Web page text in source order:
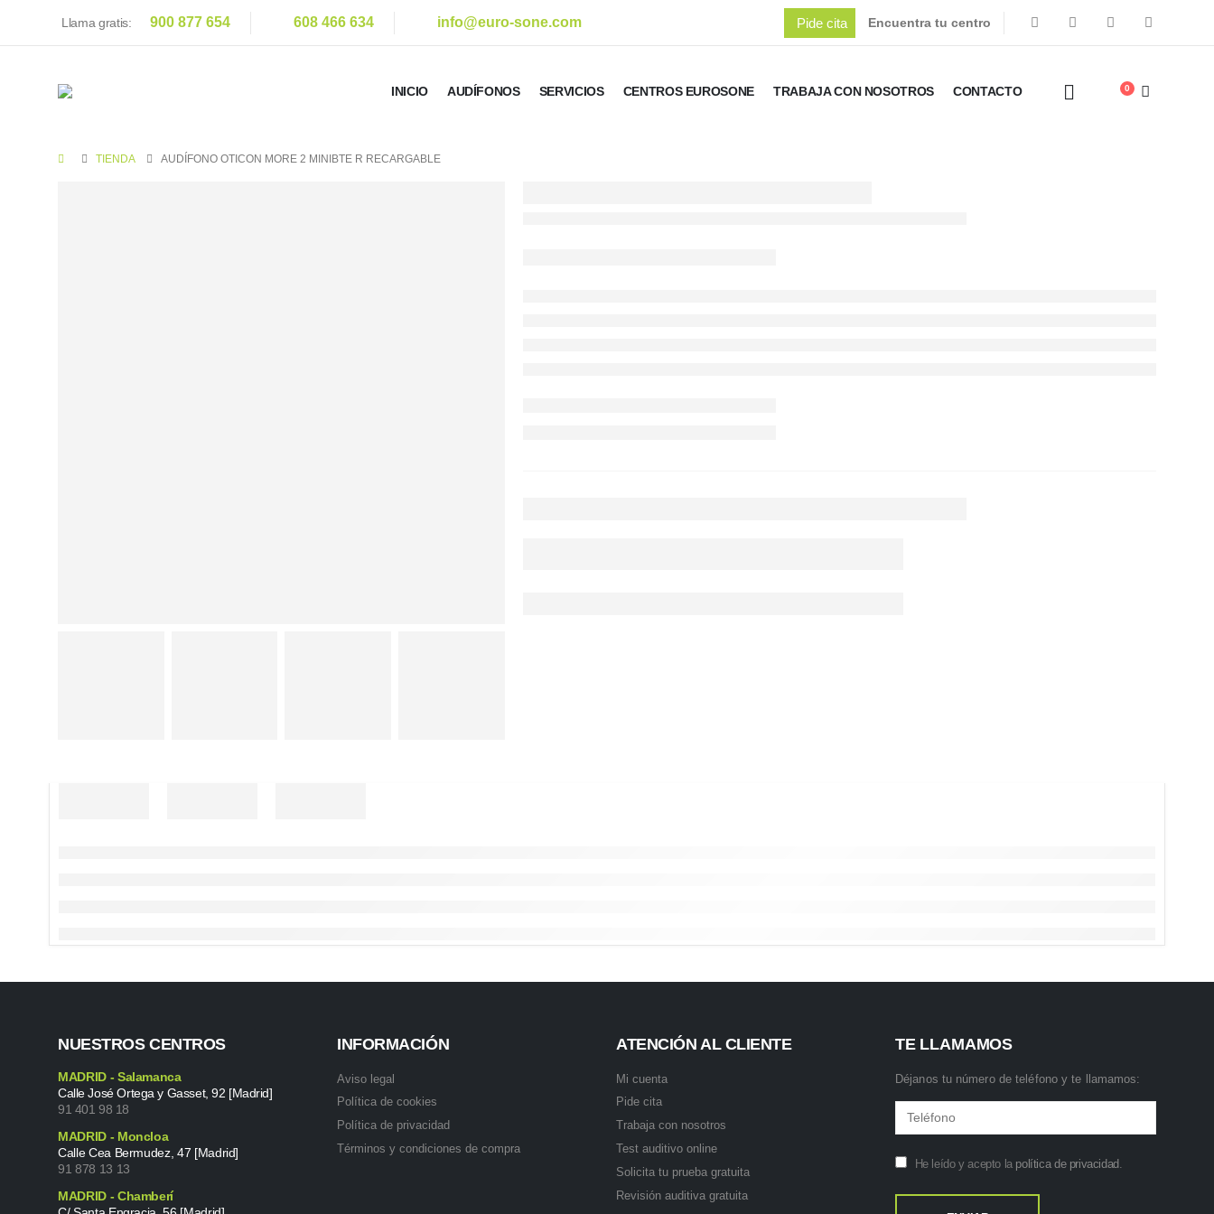
Llama gratis: 900 877 654 608 466 634 info@euro-sone.com Pide cita Encuentra tu centro
INICIO AUDÍFONOS SERVICIOS CENTROS EUROSONE TRABAJA CON NOSOTROS CONTACTO 0
TIENDA AUDÍFONO OTICON MORE 2 MINIBTE R RECARGABLE
NUESTROS CENTROS
MADRID - Salamanca
Calle José Ortega y Gasset, 92 [Madrid]
91 401 98 18
MADRID - Moncloa
Calle Cea Bermudez, 47 [Madrid]
91 878 13 13
MADRID - Chamberí
INFORMACIÓN
Aviso legal
Política de cookies
Política de privacidad
Términos y condiciones de compra
ATENCIÓN AL CLIENTE
Mi cuenta
Pide cita
Trabaja con nosotros
Test auditivo online
Solicita tu prueba gratuita
Revisión auditiva gratuita
TE LLAMAMOS
Déjanos tu número de teléfono y te llamamos:
He leído y acepto la política de privacidad.